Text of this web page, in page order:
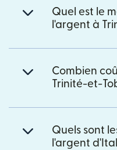
Quel est le
l'argent à
Combien
Trinité-et-
Quels sont
l'argent